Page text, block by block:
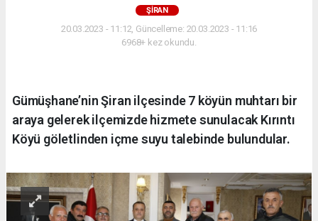
ŞİRAN
20.03.2023 - 11:12, Güncelleme: 20.03.2023 - 11:16
6968+ kez okundu.
Gümüşhane’nin Şiran ilçesinde 7 köyün muhtarı bir
araya gelerek ilçemizde hizmete sunulacak Kırıntı
Köyü göletlinden içme suyu talebinde bulundular.